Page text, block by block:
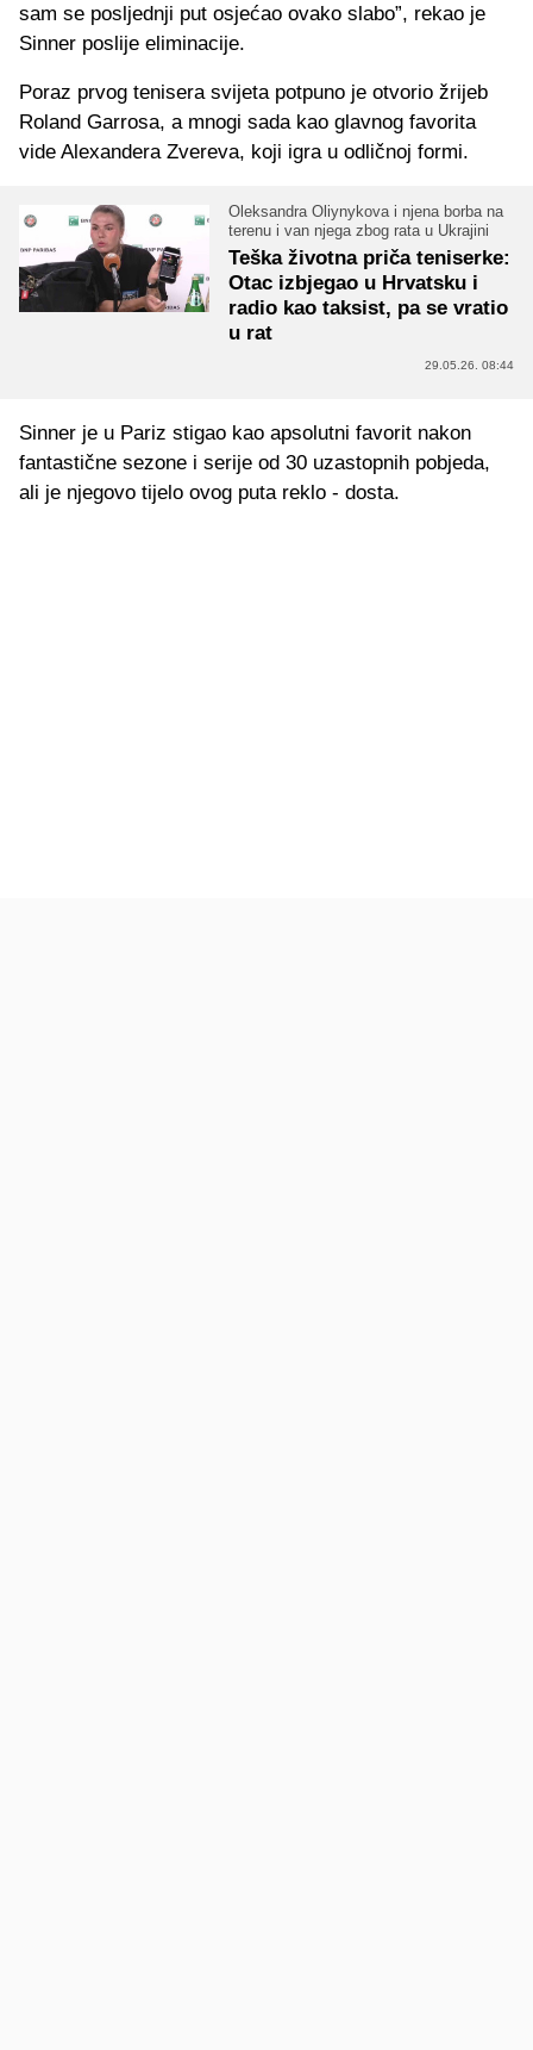
sam se posljednji put osjećao ovako slabo”, rekao je
Sinner poslije eliminacije.
Poraz prvog tenisera svijeta potpuno je otvorio žrijeb
Roland Garrosa, a mnogi sada kao glavnog favorita
vide Alexandera Zvereva, koji igra u odličnoj formi.
Oleksandra Oliynykova i njena borba na
terenu i van njega zbog rata u Ukrajini
Teška životna priča teniserke:
Otac izbjegao u Hrvatsku i
radio kao taksist, pa se vratio
u rat
29.05.26. 08:44
Sinner je u Pariz stigao kao apsolutni favorit nakon
fantastične sezone i serije od 30 uzastopnih pobjeda,
ali je njegovo tijelo ovog puta reklo - dosta.